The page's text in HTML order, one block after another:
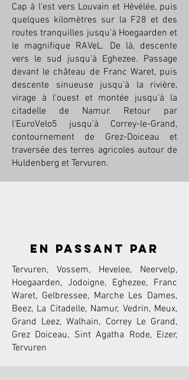
Cap à l'est vers Louvain et Hévélée, puis
quelques kilomètres sur la F28 et des
routes tranquilles jusqu'à Hoegaarden et
le magnifique RAVeL. De là, descente
vers le sud jusqu'à Eghezee. Passage
devant le château de Franc Waret, puis
descente sinueuse jusqu'à la rivière,
virage à l'ouest et montée jusqu'à la
citadelle de Namur. Retour par
l'EuroVelo5 jusqu'à Correy-le-Grand,
contournement de Grez-Doiceau et
traversée des terres agricoles autour de
Huldenberg et Tervuren.
en passant par
Tervuren, Vossem, Hevelee, Neervelp,
Hoegaarden, Jodoigne, Eghezee, Franc
Waret, Gelbressee, Marche Les Dames,
Beez, La Citadelle, Namur, Vedrin, Meux,
Grand Leez, Walhain, Correy Le Grand,
Grez Doiceau, Sint Agatha Rode, Eizer,
Tervuren